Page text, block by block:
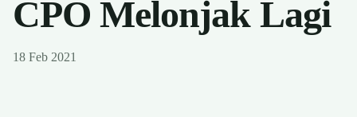
CPO Melonjak Lagi
18 Feb 2021